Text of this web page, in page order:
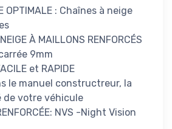
OPTIMALE : Chaînes à neige
À MAILLONS RENFORCÉS
9mm
et RAPIDE
le manuel constructreur, la
de votre véhicule
NVS -Night Vision